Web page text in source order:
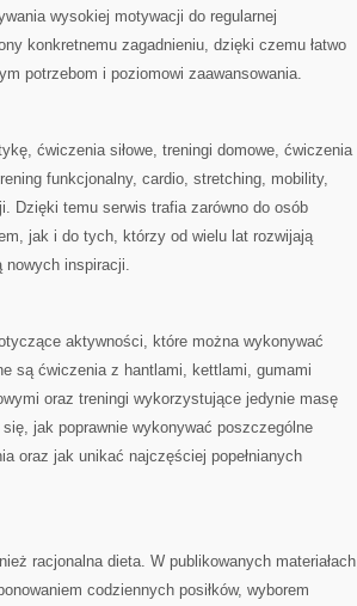
wysokiej motywacji do regularnej
konkretnemu zagadnieniu, dzięki czemu łatwo
potrzebom i poziomowi zaawansowania.
ćwiczenia siłowe, treningi domowe, ćwiczenia
funkcjonalny, cardio, stretching, mobility,
Dzięki temu serwis trafia zarówno do osób
jak i do tych, którzy od wielu lat rozwijają
nowych inspiracji.
aktywności, które można wykonywać
są ćwiczenia z hantlami, kettlami, gumami
oraz treningi wykorzystujące jedynie masę
jak poprawnie wykonywać poszczególne
oraz jak unikać najczęściej popełnianych
racjonalna dieta. W publikowanych materiałach
codziennych posiłków, wyborem